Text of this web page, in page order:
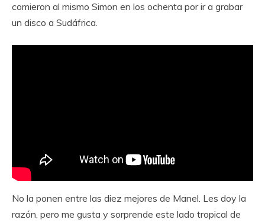
comieron al mismo Simon en los ochenta por ir a grabar
un disco a Sudáfrica.
No la ponen entre las diez mejores de Manel. Les doy la
razón, pero me gusta y sorprende este lado tropical de